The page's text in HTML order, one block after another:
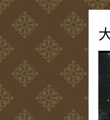
テ
ン
へ
ッ